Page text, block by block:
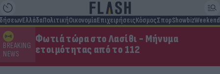
ΕλλάδαΠολιτικήΟικονομίαΕπιχειρήσειςΚόσμοςΣπορShowbizWeekend
BREAKING
NEWS
Φωτιά τώρα στο Λασίθι - Μήνυμα
ετοιμότητας από το 112